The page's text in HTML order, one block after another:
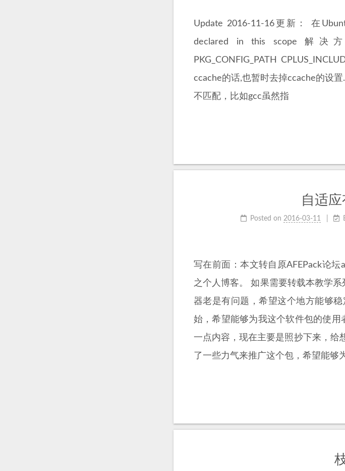
Update 2016-11-16更新： 在
declared in this scope 解决方
PKG_CONFIG_PATH
ccache的话,也暂时去掉ccache的设
不匹配，比如gcc虽然指
自适应
Posted on 2016-03-11
写在前面：本文转自原AFEPack论
之个人博客。 如果需要转载本教学
器老是有问题，希望这个地方能够
始，希望能够为我这个软件包的使用
一点内容，现在主要是照抄下来，给
了一些力气来推广这个包，希望能